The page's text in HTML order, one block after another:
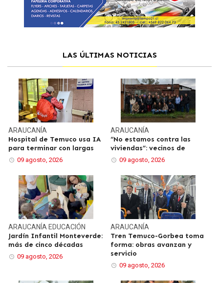
LAS ÚLTIMAS NOTICIAS
ARAUCANÍA
Hospital de Temuco usa IA
para terminar con largas
09 agosto, 2026
ARAUCANÍA
“No estamos contra las
viviendas”: vecinos de
09 agosto, 2026
ARAUCANÍA EDUCACIÓN
Jardín Infantil Monteverde:
más de cinco décadas
09 agosto, 2026
ARAUCANÍA
Tren Temuco-Gorbea toma
forma: obras avanzan y
servicio
09 agosto, 2026